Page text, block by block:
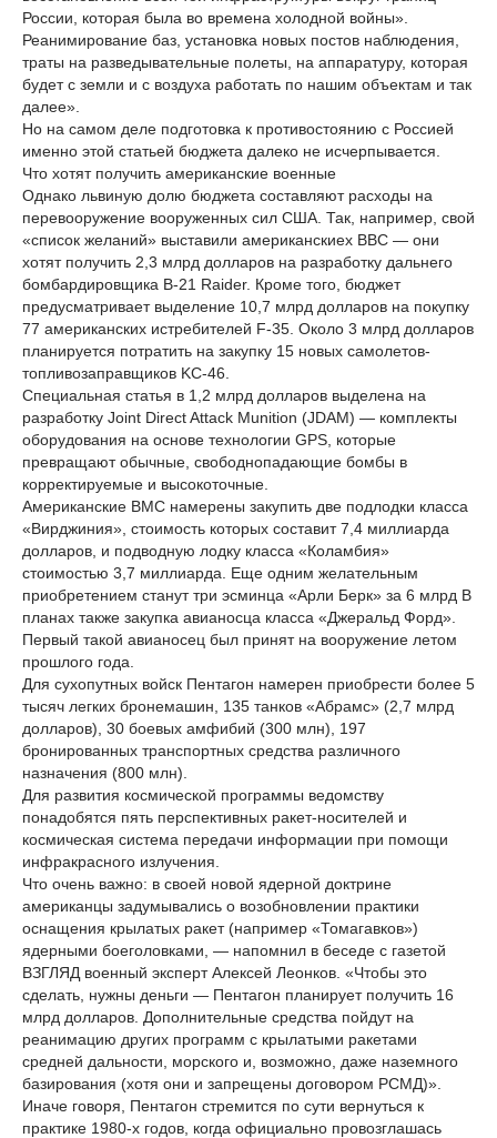
России, которая была во времена холодной войны».
Реанимирование баз, установка новых постов наблюдения,
траты на разведывательные полеты, на аппаратуру, которая
будет с земли и с воздуха работать по нашим объектам и так
далее».
Но на самом деле подготовка к противостоянию с Россией
именно этой статьей бюджета далеко не исчерпывается.
Что хотят получить американские военные
Однако львиную долю бюджета составляют расходы на
перевооружение вооруженных сил США. Так, например, свой
«список желаний» выставили американскиех ВВС — они
хотят получить 2,3 млрд долларов на разработку дальнего
бомбардировщика B-21 Raider. Кроме того, бюджет
предусматривает выделение 10,7 млрд долларов на покупку
77 американских истребителей F-35. Около 3 млрд долларов
планируется потратить на закупку 15 новых самолетов-
топливозаправщиков KC-46.
Специальная статья в 1,2 млрд долларов выделена на
разработку Joint Direct Attack Munition (JDAM) — комплекты
оборудования на основе технологии GPS, которые
превращают обычные, свободнопадающие бомбы в
корректируемые и высокоточные.
Американские ВМС намерены закупить две подлодки класса
«Вирджиния», стоимость которых составит 7,4 миллиарда
долларов, и подводную лодку класса «Коламбия»
стоимостью 3,7 миллиарда. Еще одним желательным
приобретением станут три эсминца «Арли Берк» за 6 млрд В
планах также закупка авианосца класса «Джеральд Форд».
Первый такой авианосец был принят на вооружение летом
прошлого года.
Для сухопутных войск Пентагон намерен приобрести более 5
тысяч легких бронемашин, 135 танков «Абрамс» (2,7 млрд
долларов), 30 боевых амфибий (300 млн), 197
бронированных транспортных средства различного
назначения (800 млн).
Для развития космической программы ведомству
понадобятся пять перспективных ракет-носителей и
космическая система передачи информации при помощи
инфракрасного излучения.
Что очень важно: в своей новой ядерной доктрине
американцы задумывались о возобновлении практики
оснащения крылатых ракет (например «Томагавков»)
ядерными боеголовками, — напомнил в беседе с газетой
ВЗГЛЯД военный эксперт Алексей Леонков. «Чтобы это
сделать, нужны деньги — Пентагон планирует получить 16
млрд долларов. Дополнительные средства пойдут на
реанимацию других программ с крылатыми ракетами
средней дальности, морского и, возможно, даже наземного
базирования (хотя они и запрещены договором РСМД)».
Иначе говоря, Пентагон стремится по сути вернуться к
практике 1980-х годов, когда официально провозглашась